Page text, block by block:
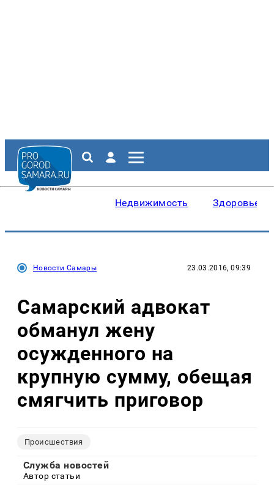
Недвижимость Здоровье
Новости Самары 23.03.2016, 09:39
Самарский адвокат
обманул жену
осужденного на
крупную сумму, обещая
смягчить приговор
Происшествия
Служба новостей
Автор статьи